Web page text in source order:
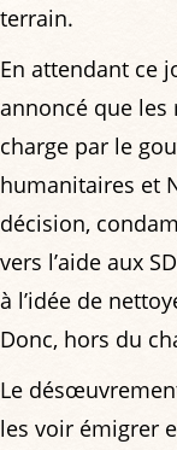
terrain.
En attendant ce
annoncé que les
charge par le
humanitaires et
décision,
vers l’aide aux
à l’idée de
Donc, hors du
Le
les voir émigrer